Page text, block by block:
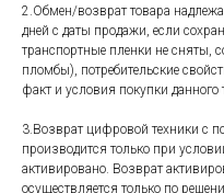
2.Обмен/возврат товара
дней с даты продажи, если
транспортные пленки не сняты,
пломбы), потребительские
факт и условия покупки данного
3.Возврат цифровой техники с
производится только при
активировано. Возврат
осуществляется только по